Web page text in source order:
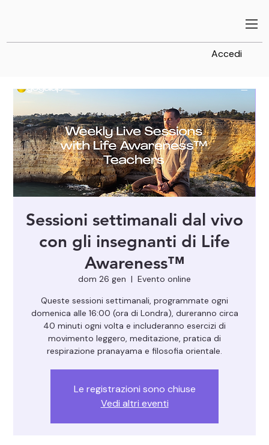
Accedi
Sessioni settimanali dal vivo
con gli insegnanti di Life
Awareness™
dom 26 gen
  |
Evento online
Queste sessioni settimanali, programmate ogni
domenica alle 16:00 (ora di Londra), dureranno circa
40 minuti ogni volta e includeranno esercizi di
movimento leggero, meditazione, pratica di
respirazione pranayama e filosofia orientale.
Le registrazioni sono chiuse
Vedi altri eventi